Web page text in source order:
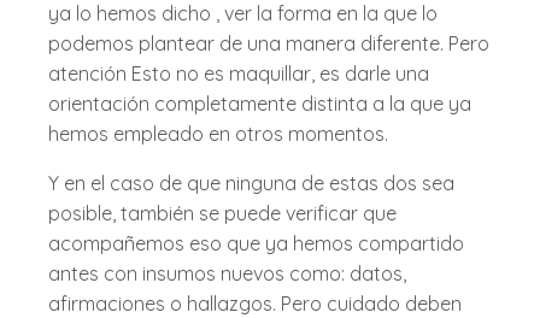
ya lo hemos dicho , ver la forma en la que lo
podemos plantear de una manera diferente. Pero
atención Esto no es maquillar, es darle una
orientación completamente distinta a la que ya
hemos empleado en otros momentos.
Y en el caso de que ninguna de estas dos sea
posible, también se puede verificar que
acompañemos eso que ya hemos compartido
antes con insumos nuevos como: datos,
afirmaciones o hallazgos. Pero cuidado deben